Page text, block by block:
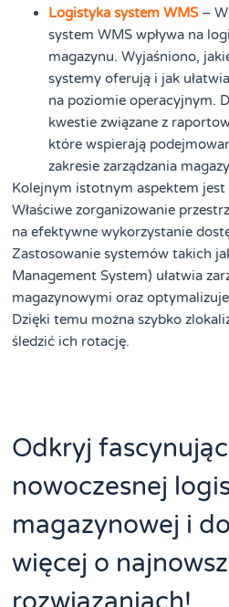
Logistyka system WMS– W
system WMS wpływa na
magazynu. Wyjaśniono,
systemy oferują i jak
na poziomie operacyjnym.
kwestie związane z
które wspierają
zakresie zarządzania
Kolejnym istotnym aspektem jest
Właściwe zorganizowanie
na efektywne wykorzystanie
Zastosowanie systemów takich
Management System) ułatwia
magazynowymi oraz
Dzięki temu można szybko
śledzić ich rotację.
Odkryj
nowoczesnej
magazynowej i
więcej o